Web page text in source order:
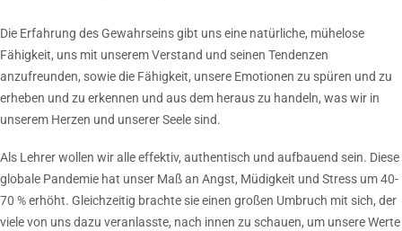
Die Erfahrung des Gewahrseins gibt uns eine natürliche, mühelose
Fähigkeit, uns mit unserem Verstand und seinen Tendenzen
anzufreunden, sowie die Fähigkeit, unsere Emotionen zu spüren und zu
erheben und zu erkennen und aus dem heraus zu handeln, was wir in
unserem Herzen und unserer Seele sind.
Als Lehrer wollen wir alle effektiv, authentisch und aufbauend sein. Diese
globale Pandemie hat unser Maß an Angst, Müdigkeit und Stress um 40-
70 % erhöht. Gleichzeitig brachte sie einen großen Umbruch mit sich, der
viele von uns dazu veranlasste, nach innen zu schauen, um unsere Werte